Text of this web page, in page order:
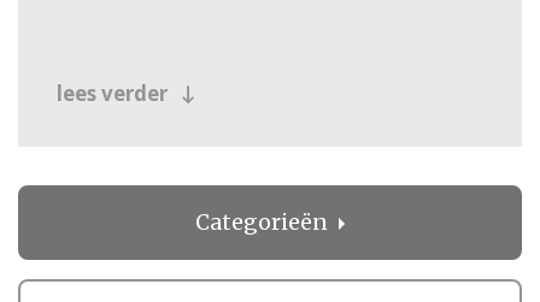
lees verder
Categorieën